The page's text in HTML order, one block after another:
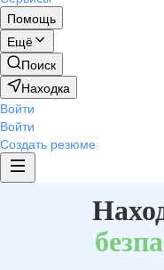
Помощь
Ещё
Поиск
Находка
Войти
Войти
Создать резюме
без